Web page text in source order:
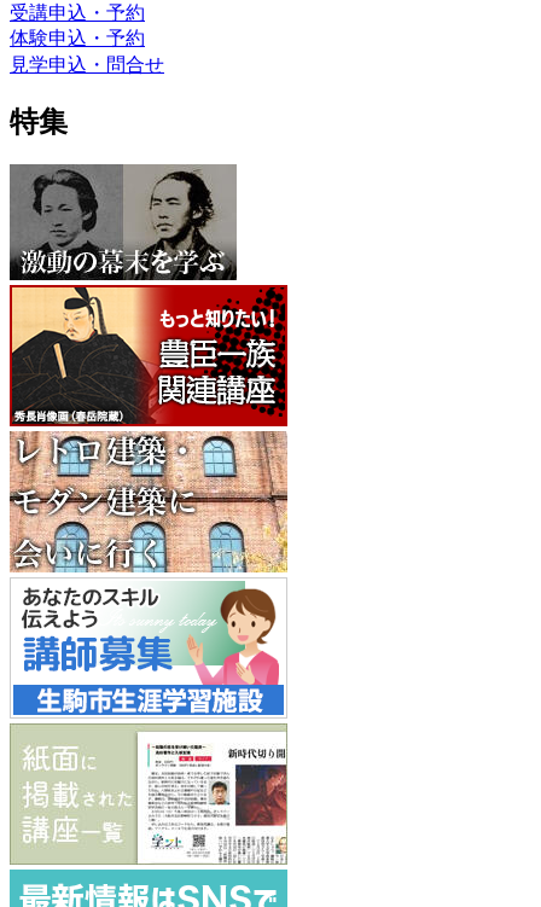
受講申込・予約
体験申込・予約
見学申込・問合せ
特集